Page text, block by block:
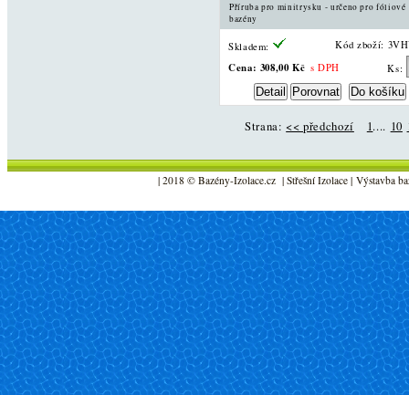
Příruba pro minitrysku - určeno pro fóliové
bazény
Skladem: Kód zboží:
Cena: 308,00 Kč s DPH Ks:
Strana: << předchozí 1.... 10
| 2018 © Bazény-Izolace.cz | Střešní Izolace | Výstavba